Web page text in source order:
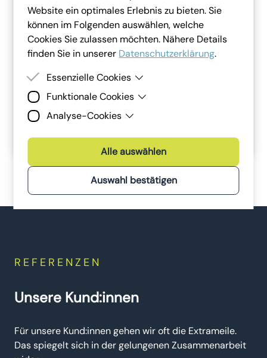
Hier können Sie die Schulung bearbeiten,
ausdrucken oder weitere Vorlagen entdecken.
REFERENZEN
Unsere Kund:innen
Für unsere Kund:innen gehen wir oft die Extrameile.
Das spiegelt sich in der gelungenen Zusammenarbeit
Website ein optimales Erlebnis zu bieten. Sie
können im Folgenden auswählen, welche
Cookies Sie zulassen möchten. Nähere Details
finden Sie in unserer Datenschutzerklärung.
Essenzielle Cookies
Essenzielle Cookies sind Cookies, welche für die
werden. Ohne diese Cookies kann die Website
Funktionale Cookies
Funktionale Cookies erlauben es uns, Ihnen
Webseite bereitzustellen und Ihnen einen
reibungslosen Website-Besuch zu ermöglichen.
Analyse-Cookies
Analyse und Verbesserung der Webseiten der
Bevorzugt verwenden wir dafür Tools, die keine
Daten außerhalb der Europäischen Union
Alle auswählen
Auswahl bestätigen